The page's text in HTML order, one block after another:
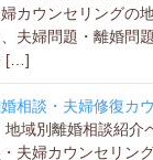
カウンセリングの
夫婦問題・離婚問
[…]
相談・夫婦修復カ
地域別離婚相談紹介
夫婦カウンセリン